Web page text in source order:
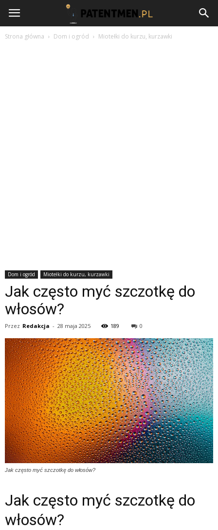
Patentmen.pl
Strona główna Dom i ogród Miotełki do kurzu, kurzawki
Dom i ogród Miotełki do kurzu, kurzawki
Jak często myć szczotkę do
włosów?
Przez Redakcja - 28 maja 2025 189 0
Jak często myć szczotkę do włosów?
Jak często myć szczotkę do
włosów?